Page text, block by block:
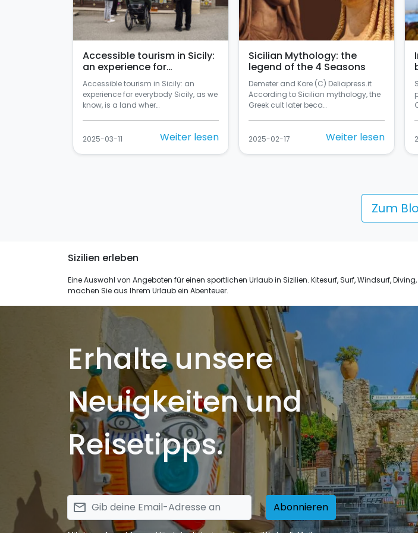
Accessible tourism in Sicily:
an experience for
everybody
Accessible tourism in Sicily: an
experience for everybody Sicily, as we
know, is a land wher…
2025-03-11 Weiter lesen
Sicilian Mythology: the
legend of the 4 Seasons
Demeter and Kore (C) Deliapress.it
According to Sicilian mythology, the
Greek cult later beca…
2025-02-17 Weiter lesen
Zum
Sizilien erleben
Eine Auswahl von Angeboten für einen sportlichen Urlaub in Sizilien. Kitesurf, Surf, Windsurf,
machen Sie aus Ihrem Urlaub ein Abenteuer.
Erhalte unsere
Neuigkeiten und
Reisetipps.
email Abonnieren